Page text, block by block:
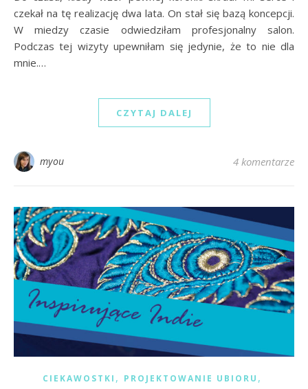
czekał na tę realizację dwa lata. On stał się bazą koncepcji.
W miedzy czasie odwiedziłam profesjonalny salon.
Podczas tej wizyty upewniłam się jedynie, że to nie dla
mnie.…
CZYTAJ DALEJ
myou 4 komentarze
CIEKAWOSTKI , PROJEKTOWANIE UBIORU ,